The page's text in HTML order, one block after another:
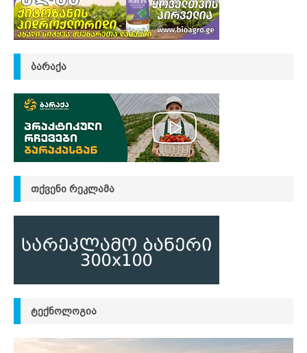
ᲑᲐᲠᲐᲥᲐ
ᲗᲥᲕᲔᲜᲘ ᲠᲔᲙᲚᲐᲛᲐ
ᲢᲔᲥᲜᲝᲚᲝᲒᲘᲐ